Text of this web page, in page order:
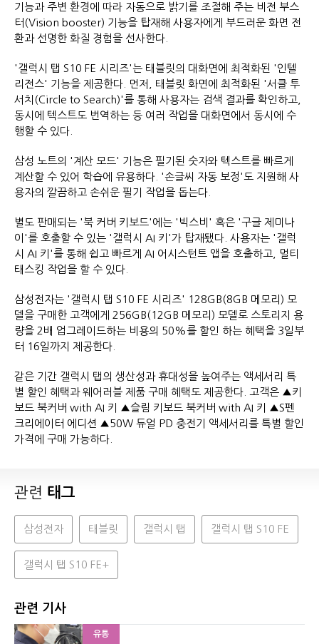
기능과 주변 환경에 따라 자동으로 밝기를 조절해 주는 비전 부스
터(Vision booster) 기능을 탑재해 사용자에게 부드러운 화면 전
환과 선명한 화질 경험을 선사한다.
'갤럭시 탭 S10 FE 시리즈'는 태블릿의 대화면에 최적화된 '인텔
리전스' 기능을 제공한다. 먼저, 태블릿 화면에 최적화된 '서클 투
서치(Circle to Search)'를 통해 사용자는 검색 결과를 확인하고,
동시에 텍스트도 번역하는 등 여러 작업을 대화면에서 동시에 수
행할 수 있다.
삼성 노트의 '계산 모드' 기능은 필기된 숫자와 텍스트를 빠르게
계산할 수 있어 학습에 유용하다. '손글씨 자동 보정'도 지원해 사
용자의 깔끔하고 손쉬운 필기 작업을 돕는다.
별도 판매되는 '북 커버 키보드'에는 '빅스비' 혹은 '구글 제미나
이'를 호출할 수 있는 '갤럭시 AI 키'가 탑재됐다. 사용자는 '갤럭
시 AI 키'를 통해 쉽고 빠르게 AI 어시스턴트 앱을 호출하고, 멀티
태스킹 작업을 할 수 있다.
삼성전자는 '갤럭시 탭 S10 FE 시리즈' 128GB(8GB 메모리) 모
델을 구매한 고객에게 256GB(12GB 메모리) 모델로 스토리지 용
량을 2배 업그레이드하는 비용의 50%를 할인 하는 혜택을 3일부
터 16일까지 제공한다.
같은 기간 갤럭시 탭의 생산성과 휴대성을 높여주는 액세서리 특
별 할인 혜택과 웨어러블 제품 구매 혜택도 제공한다. 고객은 ▲키
보드 북커버 with AI 키 ▲슬림 키보드 북커버 with AI 키 ▲S펜
크리에이터 에디션 ▲50W 듀얼 PD 충전기 액세서리를 특별 할인
가격에 구매 가능하다.
관련 태그
삼성전자 태블릿 갤럭시 탭 갤럭시 탭 S10 FE
갤럭시 탭 S10 FE+
관련 기사
유통